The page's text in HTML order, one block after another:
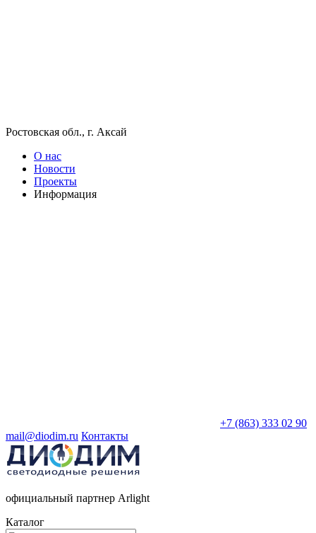
Ростовская обл., г. Аксай
О нас
Новости
Проекты
Информация
+7 (863) 333 02 90
mail@diodim.ru Контакты
официальный партнер Arlight
Каталог